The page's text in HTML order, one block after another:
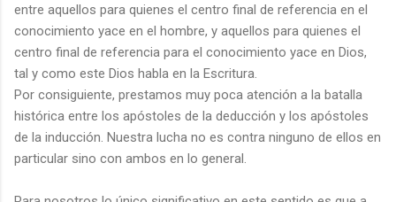
entre aquellos para quienes el centro final de referencia en el
conocimiento yace en el hombre, y aquellos para quienes el
centro final de referencia para el conocimiento yace en Dios,
tal y como este Dios habla en la Escritura.
Por consiguiente, prestamos muy poca atención a la batalla
histórica entre los apóstoles de la deducción y los apóstoles
de la inducción. Nuestra lucha no es contra ninguno de ellos en
particular sino con ambos en lo general.